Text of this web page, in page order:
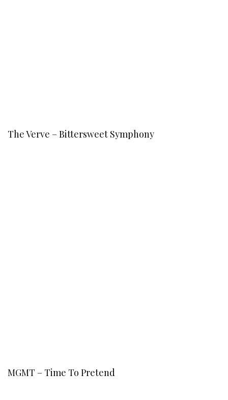
The Verve – Bittersweet Symphony
MGMT – Time To Pretend